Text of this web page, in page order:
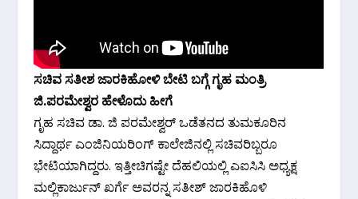
ಸಚಿವ ಸತೀಶ ಜಾರಕಿಹೋಳಿ ಬೇಟಿ ಬಗ್ಗೆ ಗೃಹ ಮಂತ್ರಿ
ಜಿ.ಪರಮೇಶ್ವರ ಹೇಳೊದು ಹೀಗೆ
ಗೃಹ ಸಚಿವ ಡಾ. ಜಿ ಪರಮೇಶ್ವರ್ ಒಡೆತನದ ತುಮಕೂರಿನ
ಸಿದ್ದಾರ್ಥ ಎಂಜಿನಿಯರಿಂಗ್ ಕಾಲೇಜಿನಲ್ಲಿ ಸಚಿವರಿಬ್ಬರೂ
ಭೇಟಿಯಾಗಿದ್ದರು. ಇತ್ತೀಚಿಗಷ್ಟೇ ದೆಹಲಿಯಲ್ಲಿ ಎಐಸಿಸಿ ಅಧ್ಯಕ್ಷ
ಮಲ್ಲಿಕಾರ್ಜುನ್ ಖರ್ಗೆ ಅವರನ್ನ ಸತೀಶ್​ ಜಾರಕಿಹೊಳಿ